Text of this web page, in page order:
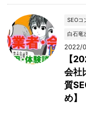
SEOコ
白石竜
2022/
【
会社
質
め】